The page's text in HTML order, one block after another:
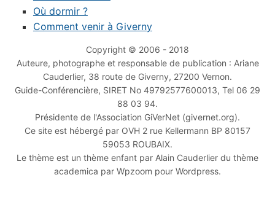
Où dormir ?
Comment venir à Giverny
Copyright © 2006 - 2018
Auteure, photographe et responsable de publication : Ariane
Cauderlier, 38 route de Giverny, 27200 Vernon.
Guide-Conférencière, SIRET No 49792577600013, Tel 06 29
88 03 94.
Présidente de l'Association GiVerNet (givernet.org).
Ce site est hébergé par OVH 2 rue Kellermann BP 80157
59053 ROUBAIX.
Le thème est un thème enfant par Alain Cauderlier du thème
academica par Wpzoom pour Wordpress.